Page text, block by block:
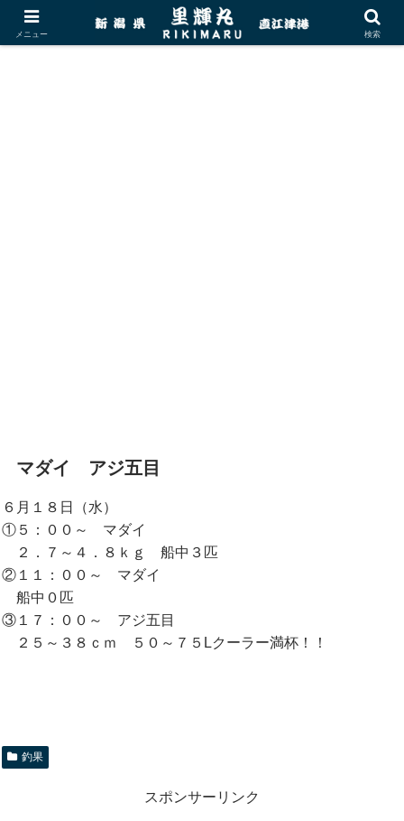
マダイ アジ五目
６月１８日（水）
①５：００～ マダイ
２．７～４．８ｋｇ 船中３匹
②１１：００～ マダイ
船中０匹
③１７：００～ アジ五目
２５～３８ｃｍ ５０～７５Lクーラー満杯！！
釣果
スポンサーリンク
メニュー 検索